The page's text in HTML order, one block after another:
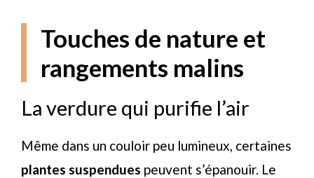
Touches de nature et
rangements malins
La verdure qui purifie l’air
Même dans un couloir peu lumineux, certaines
plantes suspendues peuvent s’épanouir. Le